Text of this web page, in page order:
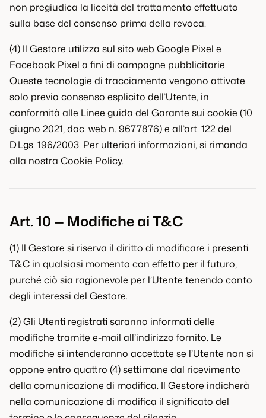
non pregiudica la liceità del trattamento effettuato
sulla base del consenso prima della revoca.
(4) Il Gestore utilizza sul sito web Google Pixel e
Facebook Pixel a fini di campagne pubblicitarie.
Queste tecnologie di tracciamento vengono attivate
solo previo consenso esplicito dell’Utente, in
conformità alle Linee guida del Garante sui cookie (10
giugno 2021, doc. web n. 9677876) e all’art. 122 del
D.Lgs. 196/2003. Per ulteriori informazioni, si rimanda
alla nostra Cookie Policy.
Art. 10 — Modifiche ai T&C
(1) Il Gestore si riserva il diritto di modificare i presenti
T&C in qualsiasi momento con effetto per il futuro,
purché ciò sia ragionevole per l’Utente tenendo conto
degli interessi del Gestore.
(2) Gli Utenti registrati saranno informati delle
modifiche tramite e-mail all’indirizzo fornito. Le
modifiche si intenderanno accettate se l’Utente non si
oppone entro quattro (4) settimane dal ricevimento
della comunicazione di modifica. Il Gestore indicherà
nella comunicazione di modifica il significato del